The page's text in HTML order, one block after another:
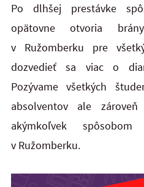
Po dlhšej prestávke
opätovne otvoria
v Ružomberku pre
dozvedieť sa viac o
Pozývame všetkých
absolventov ale
akýmkoľvek
v Ružomberku.